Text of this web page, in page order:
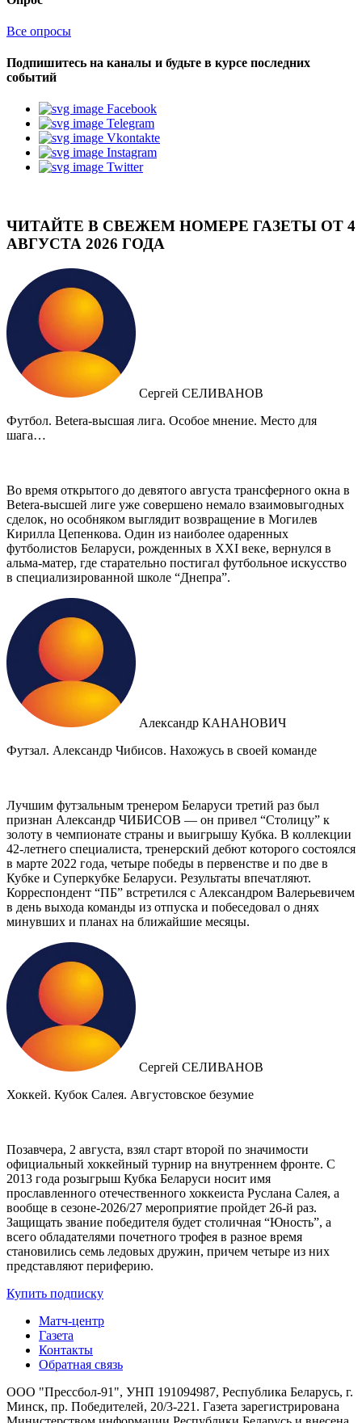
Все опросы
Подпишитесь на каналы и будьте в курсе последних
событий
Facebook
Telegram
Vkontakte
Instagram
Twitter
ЧИТАЙТЕ В СВЕЖЕМ НОМЕРЕ ГАЗЕТЫ ОТ 4
АВГУСТА 2026 ГОДА
Сергей СЕЛИВАНОВ
Футбол. Betera-высшая лига. Особое мнение. Место для
шага…
Во время открытого до девятого августа трансферного окна в
Betera-высшей лиге уже совершено немало взаимовыгодных
сделок, но особняком выглядит возвращение в Могилев
Кирилла Цепенкова. Один из наиболее одаренных
футболистов Беларуси, рожденных в XXI веке, вернулся в
альма-матер, где старательно постигал футбольное искусство
в специализированной школе “Днепра”.
Александр КАНАНОВИЧ
Футзал. Александр Чибисов. Нахожусь в своей команде
Лучшим футзальным тренером Беларуси третий раз был
признан Александр ЧИБИСОВ — он привел “Столицу” к
золоту в чемпионате страны и выигрышу Кубка. В коллекции
42-летнего специалиста, тренерский дебют которого состоялся
в марте 2022 года, четыре победы в первенстве и по две в
Кубке и Суперкубке Беларуси. Результаты впечатляют.
Корреспондент “ПБ” встретился с Александром Валерьевичем
в день выхода команды из отпуска и побеседовал о днях
минувших и планах на ближайшие месяцы.
Сергей СЕЛИВАНОВ
Хоккей. Кубок Салея. Августовское безумие
Позавчера, 2 августа, взял старт второй по значимости
официальный хоккейный турнир на внутреннем фронте. C
2013 года розыгрыш Кубка Беларуси носит имя
прославленного отечественного хоккеиста Руслана Салея, а
вообще в сезоне-2026/27 мероприятие пройдет 26-й раз.
Защищать звание победителя будет столичная “Юность”, а
всего обладателями почетного трофея в разное время
становились семь ледовых дружин, причем четыре из них
представляют периферию.
Купить подписку
Матч-центр
Газета
Контакты
Обратная связь
ООО "Прессбол-91", УНП 191094987, Республика Беларусь, г.
Минск, пр. Победителей, 20/3-221. Газета зарегистрирована